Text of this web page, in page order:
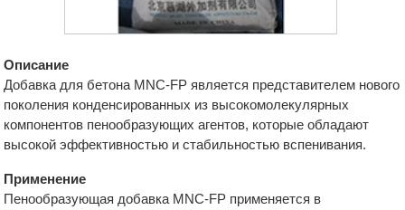
Описание
Добавка для бетона MNC-FP является представителем нового
поколения конденсированных из высокомолекулярных
компонентов пенообразующих агентов, которые обладают
высокой эффективностью и стабильностью вспенивания.
Применение
Пенообразующая добавка MNC-FP применяется в